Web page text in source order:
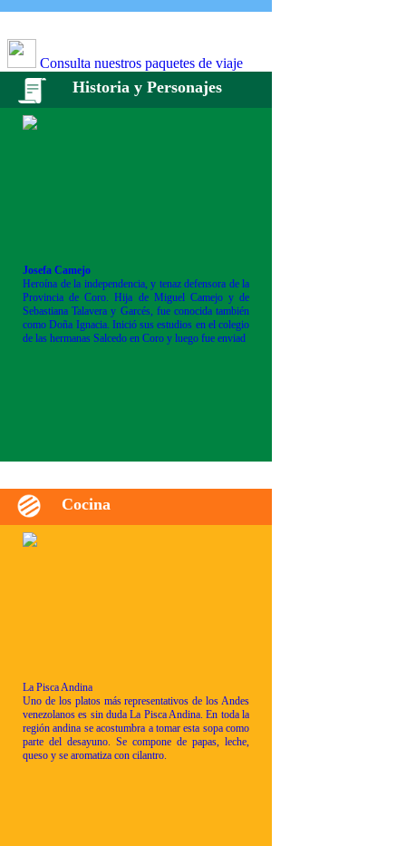
Consulta nuestros paquetes de viaje
Historia y Personajes
Josefa Camejo
Heroína de la independencia, y tenaz defensora de la
Provincia de Coro. Hija de Miguel Camejo y de
Sebastiana Talavera y Garcés, fue conocida también
como Doña Ignacia. Inició sus estudios en el colegio
de las hermanas Salcedo en Coro y luego fue enviad
Cocina
La Pisca Andina
Uno de los platos más representativos de los Andes
venezolanos es sin duda La Pisca Andina. En toda la
región andina se acostumbra a tomar esta sopa como
parte del desayuno. Se compone de papas, leche,
queso y se aromatiza con cilantro.